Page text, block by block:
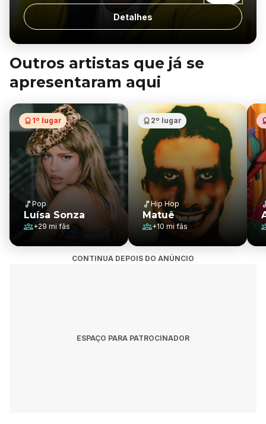
Detalhes
Outros artistas que já se
apresentaram aqui
1º lugar
Pop
Luísa Sonza
+29 mi fãs
2º lugar
Hip Hop
Matuê
+10 mi fãs
CONTINUA DEPOIS DO ANÚNCIO
ESPAÇO PARA PATROCINADOR